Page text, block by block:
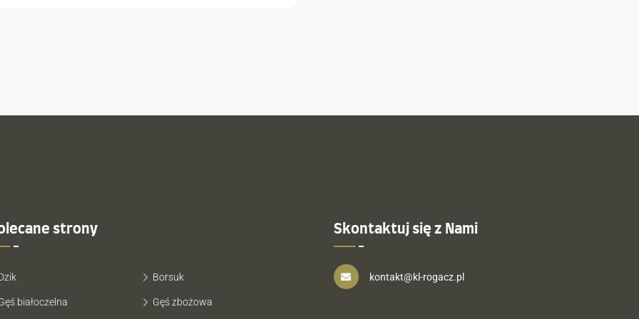
strony
Borsuk
białoczelna Gęś zbożowa
Skontaktuj się z Nami
kontakt@kl-rogacz.pl